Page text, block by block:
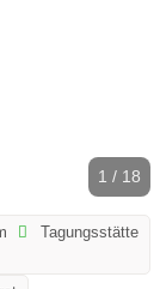
1 / 18
Tagungsstätte